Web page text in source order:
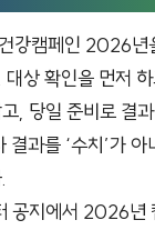
강캠페인 2026년
상 확인을 먼저
, 당일 준비로 결
과를 ‘수치’가 아
공지에서 2026년